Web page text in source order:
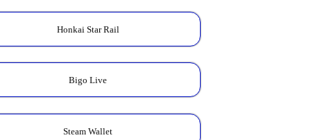
Honkai Star Rail
Bigo Live
Steam Wallet